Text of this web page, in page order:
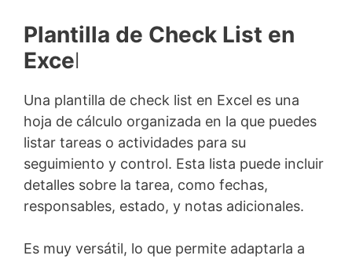
Plantilla de Check List en
Excel
Una plantilla de check list en Excel es una
hoja de cálculo organizada en la que puedes
listar tareas o actividades para su
seguimiento y control. Esta lista puede incluir
detalles sobre la tarea, como fechas,
responsables, estado, y notas adicionales.
Es muy versátil, lo que permite adaptarla a